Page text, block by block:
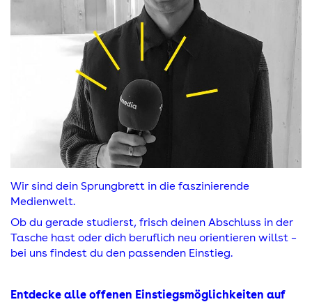
Wir sind dein Sprungbrett in die faszinierende
Medienwelt.
Ob du gerade studierst, frisch deinen Abschluss in der
Tasche hast oder dich beruflich neu orientieren willst –
bei uns findest du den passenden Einstieg.
Entdecke alle offenen Einstiegsmöglichkeiten auf